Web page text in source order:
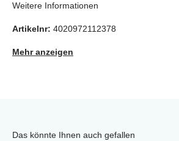
Weitere Informationen
Artikelnr: 4020972112378
Mehr anzeigen
Das könnte Ihnen auch gefallen